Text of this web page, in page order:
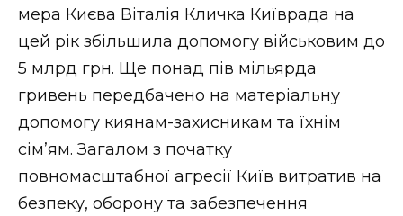
мера Києва Віталія Кличка Київрада на
цей рік збільшила допомогу військовим до
5 млрд грн. Ще понад пів мільярда
гривень передбачено на матеріальну
допомогу киянам-захисникам та їхнім
сім’ям. Загалом з початку
повномасштабної агресії Київ витратив на
безпеку, оборону та забезпечення